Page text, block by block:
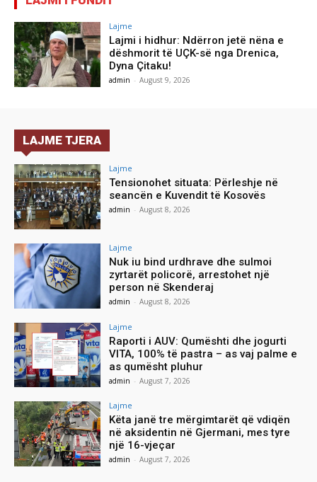
Lajme
Lajmi i hidhur: Ndërron jetë nëna e
dëshmorit të UÇK-së nga Drenica,
Dyna Çitaku!
admin - August 9, 2026
LAJME TJERA
Lajme
Tensionohet situata: Përleshje në
seancën e Kuvendit të Kosovës
admin - August 8, 2026
Lajme
Nuk iu bind urdhrave dhe sulmoi
zyrtarët policorë, arrestohet një
person në Skenderaj
admin - August 8, 2026
Lajme
Raporti i AUV: Qumështi dhe jogurti
VITA, 100% të pastra – as vaj palme e
as qumësht pluhur
admin - August 7, 2026
Lajme
Këta janë tre mërgimtarët që vdiqën
në aksidentin në Gjermani, mes tyre
një 16-vjeçar
admin - August 7, 2026